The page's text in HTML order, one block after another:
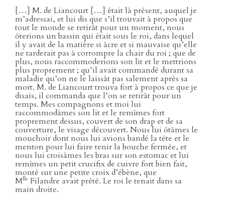
[…] M. de Liancourt […] était là présent, auquel je
m’adressai, et lui dis que s’il trouvait à propos que
tout le monde se retirât pour un moment, nous
ôterions un bassin qui était sous le roi, dans lequel
il y avait de la matière si âcre et si mauvaise qu’elle
ne tarderait pas à corrompre la chair du roi ; que de
plus, nous raccommoderions son lit et le mettrions
plus proprement ; qu’il avait commandé durant sa
maladie qu’on ne le laissât pas salement après sa
mort. M. de Liancourt trouva fort à propos ce que je
disais, il commanda que l’on se retirât pour un
temps. Mes compagnons et moi lui
raccommodâmes son lit et le remîmes fort
proprement dessus, couvert de son drap et de sa
couverture, le visage découvert. Nous lui ôtâmes le
mouchoir dont nous lui avions bandé la tête et le
menton pour lui faire tenir la bouche fermée, et
nous lui croisâmes les bras sur son estomac et lui
remîmes un petit crucifix de cuivre fort bien fait,
monté sur une petite croix d’ébène, que
Mlle Filandre avait prêté. Le roi le tenait dans sa
main droite.